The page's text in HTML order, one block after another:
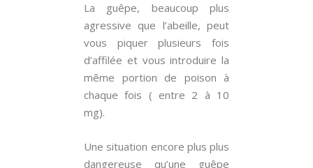
La guêpe, beaucoup plus
agressive que l’abeille, peut
vous piquer plusieurs fois
d’affilée et vous introduire la
même portion de poison à
chaque fois ( entre 2 à 10
mg).
Une situation encore plus plus
dangereuse qu’une guêpe